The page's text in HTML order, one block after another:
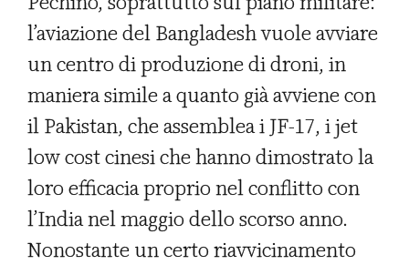
l’aviazione del Bangladesh vuole avviare
un centro di produzione di droni, in
maniera simile a quanto già avviene con
il Pakistan, che assemblea i JF-17, i jet
low cost cinesi che hanno dimostrato la
loro efficacia proprio nel conflitto con
l’India nel maggio dello scorso anno.
Nonostante un certo riavvicinamento